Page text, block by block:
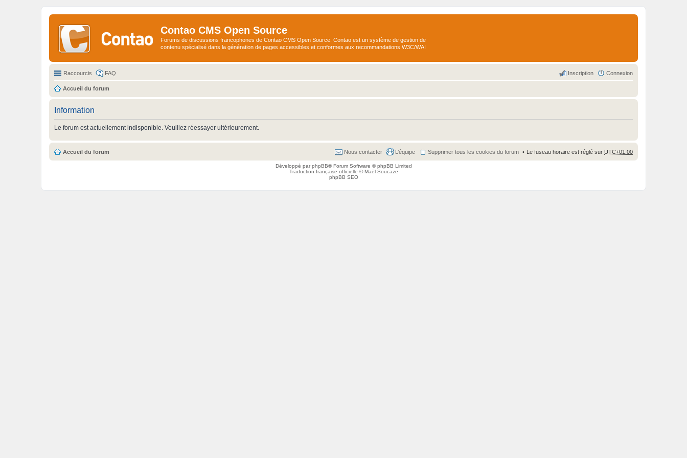
Contao CMS Open Source
Forums de discussions francophones de Contao CMS Open Source. Contao est un système de gestion de
contenu spécialisé dans la génération de pages accessibles et conformes aux recommandations W3C/WAI
Raccourcis FAQ Connexion
Inscription
Accueil du forum
Information
Le forum est actuellement indisponible. Veuillez réessayer ultérieurement.
Accueil du forum Le fuseau horaire est réglé sur UTC+01:00
Supprimer tous les cookies du forum
L’équipe
Nous contacter
Développé parphpBB® Forum Software © phpBB Limited
Traduction française officielle ©Maël Soucaze
phpBB SEO